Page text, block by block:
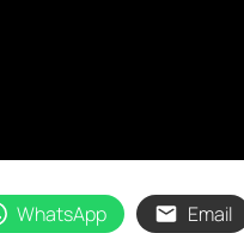
WhatsApp Email